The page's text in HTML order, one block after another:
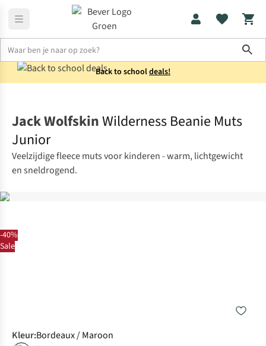
Back to schooldeals!
-40%
Sale
Jack WolfskinWilderness Beanie Muts
Junior
Veelzijdige fleece muts voor kinderen - warm, lichtgewicht
en sneldrogend.
Kleur:Bordeaux / Maroon